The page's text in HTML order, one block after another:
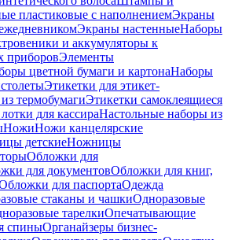
пластиковые с наполнениемЭкраны
Экраны настенныеНаборы
и аккумуляторы к
приборовЭлементы
цветной бумаги и картонаНаборы
Этикетки для этикет-
термобумагиЭтикетки самоклеящиеся
для кассираНастольные наборы из
НожиНожи канцелярские
детскиеНожницы
Обложки для
для документовОбложки для книг,
для паспортаОдежда
стаканы и чашкиОдноразовые
тарелкиОпечатывающие
спиныОрганайзеры бизнес-